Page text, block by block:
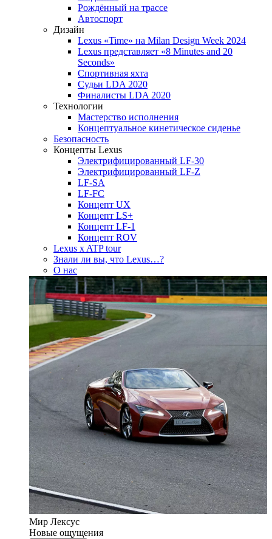
Рождённый на трассе
Автоспорт
Дизайн
Lexus «Time» на Milan Design Week 2024
Lexus представляет «8 Minutes and 20
Seconds»
Спортивная яхта
Судьи LDA 2020
Финалисты LDA 2020
Технологии
Мастерство исполнения
Концептуальное кинетическое сиденье
Безопасность
Концепты Lexus
Электрифицированный LF-30
Электрифицированный LF-Z
LF-SA
LF-FC
Концепт UX
Концепт LS+
Концепт LF-1
Концепт ROV
Lexus x ATP tour
Знали ли вы, что Lexus…?
О нас
Мир Лексус
Новые ощущения